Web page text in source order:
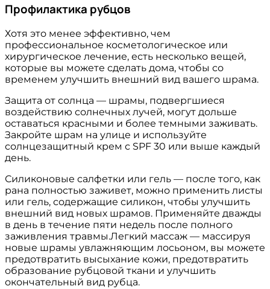
Профилактика рубцов
Хотя это менее эффективно, чем
профессиональное косметологическое или
хирургическое лечение, есть несколько вещей,
которые вы можете сделать дома, чтобы со
временем улучшить внешний вид вашего шрама.
Защита от солнца — шрамы, подвергшиеся
воздействию солнечных лучей, могут дольше
оставаться красными и более темными заживать.
Закройте шрам на улице и используйте
солнцезащитный крем с SPF 30 или выше каждый
день.
Силиконовые салфетки или гель — после того, как
рана полностью заживет, можно применить листы
или гель, содержащие силикон, чтобы улучшить
внешний вид новых шрамов. Применяйте дважды
в день в течение пяти недель после полного
заживления травмы.Легкий массаж — массируя
новые шрамы увлажняющим лосьоном, вы можете
предотвратить высыхание кожи, предотвратить
образование рубцовой ткани и улучшить
окончательный вид рубца.